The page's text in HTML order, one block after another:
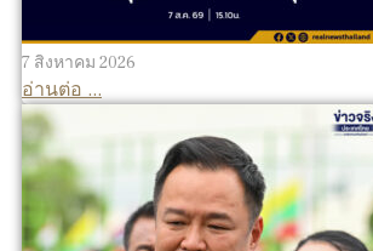
7 สิงหาคม 2026
อ่านต่อ ...